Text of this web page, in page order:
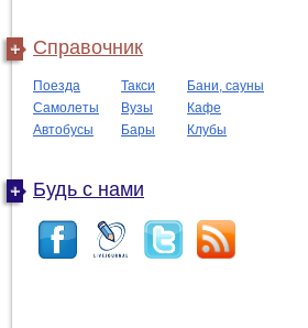
Справочник
Поезда Такси
Бани, сауны
Самолеты
Вузы
Кафе
Автобусы
Бары Клубы
Будь с нами